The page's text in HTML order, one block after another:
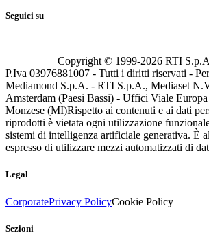
Seguici su
Copyright © 1999-2026 RTI
P.Iva 03976881007 - Tutti i diritti riservati -
Mediamond S.p.A. - RTI S.p.A., Mediaset
Amsterdam (Paesi Bassi) - Uffici Viale
Monzese (MI)Rispetto ai contenuti e ai dati
riprodotti è vietata ogni utilizzazione
sistemi di intelligenza artificiale generativa. È
espresso di utilizzare mezzi automatizzati di
Legal
CorporatePrivacy PolicyCookie Policy
Sezioni